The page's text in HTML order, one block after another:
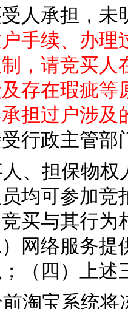
报名且出
以实物现
为对拍卖
院拍卖只
卖成交
求按照测
费用。
转让登记
相关法